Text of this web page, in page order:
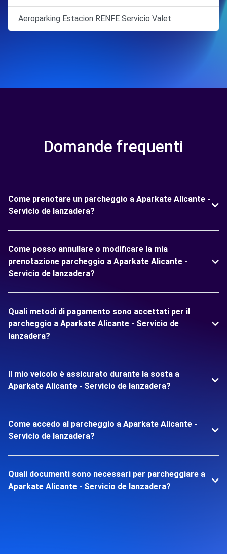
Aeroparking Estacion RENFE Servicio Valet
Domande frequenti
Come prenotare un parcheggio a Aparkate Alicante -
Servicio de lanzadera?
Come posso annullare o modificare la mia
prenotazione parcheggio a Aparkate Alicante -
Servicio de lanzadera?
Quali metodi di pagamento sono accettati per il
parcheggio a Aparkate Alicante - Servicio de
lanzadera?
Il mio veicolo è assicurato durante la sosta a
Aparkate Alicante - Servicio de lanzadera?
Come accedo al parcheggio a Aparkate Alicante -
Servicio de lanzadera?
Quali documenti sono necessari per parcheggiare a
Aparkate Alicante - Servicio de lanzadera?